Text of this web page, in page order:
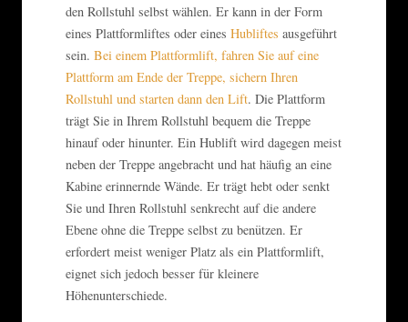
den Rollstuhl selbst wählen. Er kann in der Form
eines Plattformliftes oder eines Hubliftes ausgeführt
sein. Bei einem Plattformlift, fahren Sie auf eine
Plattform am Ende der Treppe, sichern Ihren
Rollstuhl und starten dann den Lift. Die Plattform
trägt Sie in Ihrem Rollstuhl bequem die Treppe
hinauf oder hinunter. Ein Hublift wird dagegen meist
neben der Treppe angebracht und hat häufig an eine
Kabine erinnernde Wände. Er trägt hebt oder senkt
Sie und Ihren Rollstuhl senkrecht auf die andere
Ebene ohne die Treppe selbst zu benützen. Er
erfordert meist weniger Platz als ein Plattformlift,
eignet sich jedoch besser für kleinere
Höhenunterschiede.